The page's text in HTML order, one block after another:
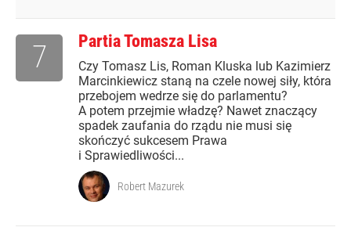
Partia Tomasza Lisa
Czy Tomasz Lis, Roman Kluska lub Kazimierz
Marcinkiewicz staną na czele nowej siły, która
przebojem wedrze się do parlamentu?
A potem przejmie władzę? Nawet znaczący
spadek zaufania do rządu nie musi się
skończyć sukcesem Prawa
i Sprawiedliwości...
7
Robert Mazurek